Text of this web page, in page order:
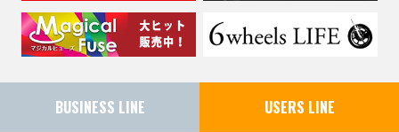
BUSINESS LINE USERS LINE